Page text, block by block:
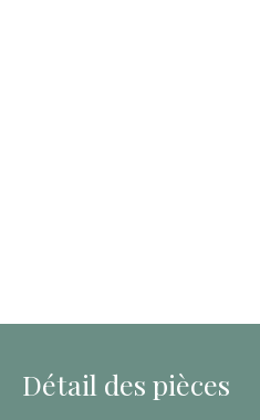
Détail des pièces